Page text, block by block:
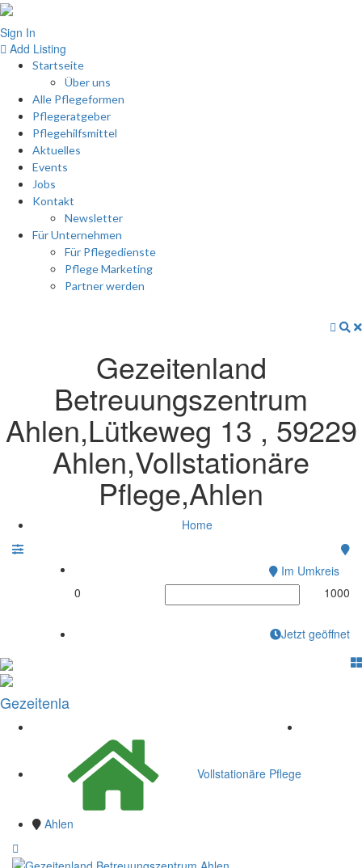
Sign In
Add Listing
Startseite
Über uns
Alle Pflegeformen
Pflegeratgeber
Pflegehilfsmittel
Aktuelles
Events
Jobs
Kontakt
Newsletter
Für Unternehmen
Für Pflegedienste
Pflege Marketing
Partner werden
Gezeitenland
Betreuungszentrum
Ahlen,Lütkeweg 13 , 59229
Ahlen,Vollstationäre
Pflege,Ahlen
Home
Im Umkreis
0
1000
Jetzt geöffnet
Gezeitenla
Vollstationäre Pflege
Ahlen